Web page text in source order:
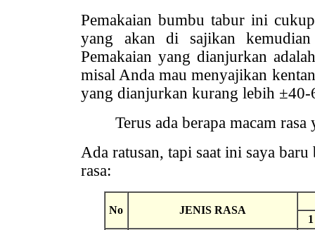
Pemakaian bumbu tabur ini
yang akan di sajikan
Pemakaian yang dianjurkan
misal Anda mau menyajikan
yang dianjurkan kurang lebih ±40-
Terus ada berapa macam rasa
Ada ratusan, tapi saat ini saya
rasa:
No JENIS RASA